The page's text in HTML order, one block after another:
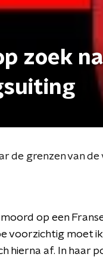
zoek
de grenzen van
op een
voorzichtig moet
hierna af. In haar